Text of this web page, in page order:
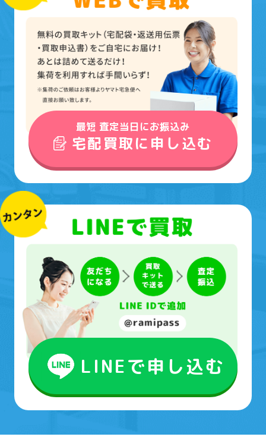
最短 査定当日にお振込み
宅配買取に申し込む
LINEで申し込む